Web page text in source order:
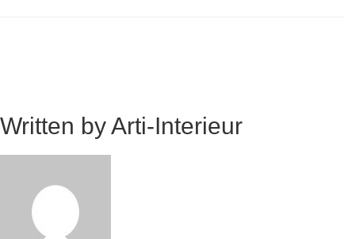
Written byArti-Interieur